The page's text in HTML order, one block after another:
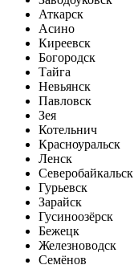
Аткарск
Асино
Киреевск
Богородск
Тайга
Невьянск
Павловск
Зея
Котельнич
Красноуральск
Ленск
Северобайкальск
Гурьевск
Зарайск
Гусиноозёрск
Бежецк
Железноводск
Семёнов